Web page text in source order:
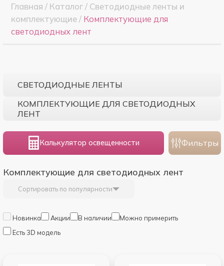
Главная / Каталог/ Светодиодные ленты и
комплектующие/ Комплектующие для
светодиодных лент
СВЕТОДИОДНЫЕ ЛЕНТЫ
КОМПЛЕКТУЮЩИЕ ДЛЯ СВЕТОДИОДНЫХ
ЛЕНТ
Калькулятор освещенности Фильтры
Комплектующие для светодиодных лент
Сортировать по популярности
Новинка Акции В наличии
Можно примерить
Есть 3D модель